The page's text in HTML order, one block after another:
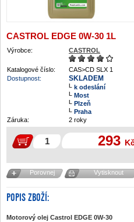
CASTROL EDGE 0W-30 1L
Výrobce: CASTROL
Katalogové číslo:
CAS>CD SLX 1
Dostupnost:
SKLADEM
k odeslání
Most
Plzeň
Praha
Záruka:
2 roky
293
Porovnej Vytisknout
POPIS ZBOŽÍ:
Motorový olej Castrol EDGE 0W-30